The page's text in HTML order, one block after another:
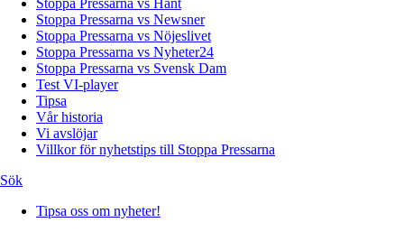
Stoppa Pressarna vs Hänt
Stoppa Pressarna vs Newsner
Stoppa Pressarna vs Nöjeslivet
Stoppa Pressarna vs Nyheter24
Stoppa Pressarna vs Svensk Dam
Test VI-player
Tipsa
Vår historia
Vi avslöjar
Villkor för nyhetstips till Stoppa Pressarna
Sök
Tipsa oss om nyheter!